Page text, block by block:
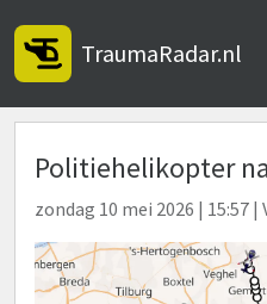
TraumaRadar.nl
Politiehelikopter
zondag 10 mei 2026 | 15:57